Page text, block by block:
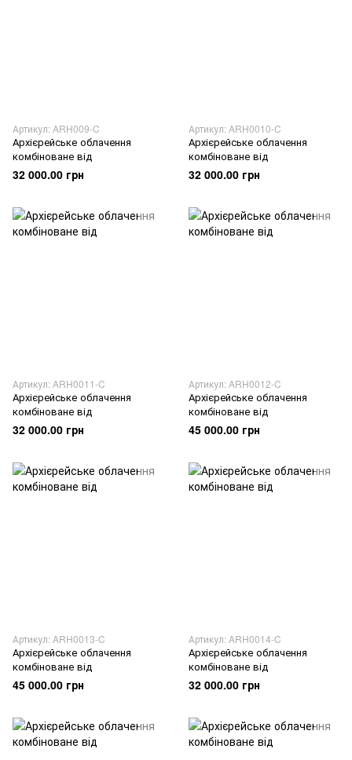
Артикул: ARH009-C
Архієрейське облачення
комбіноване від
32 000.00 грн
Артикул: ARH0010-C
Архієрейське облачення
комбіноване від
32 000.00 грн
Артикул: ARH0011-C
Архієрейське облачення
комбіноване від
32 000.00 грн
Артикул: ARH0012-C
Архієрейське облачення
комбіноване від
45 000.00 грн
Артикул: ARH0013-C
Архієрейське облачення
комбіноване від
45 000.00 грн
Артикул: ARH0014-C
Архієрейське облачення
комбіноване від
32 000.00 грн